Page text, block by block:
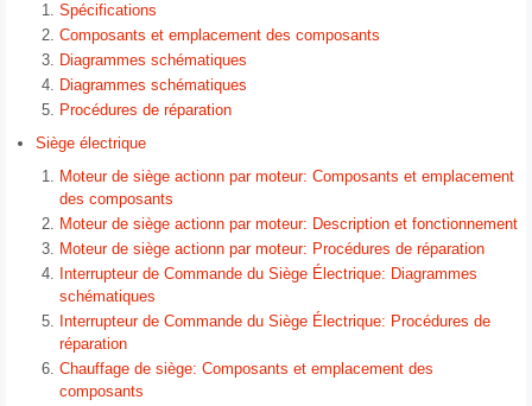
Spécifications
Composants et emplacement des composants
Diagrammes schématiques
Diagrammes schématiques
Procédures de réparation
Siège électrique
Moteur de siège actionn par moteur: Composants et emplacement
des composants
Moteur de siège actionn par moteur: Description et fonctionnement
Moteur de siège actionn par moteur: Procédures de réparation
Interrupteur de Commande du Siège Électrique: Diagrammes
schématiques
Interrupteur de Commande du Siège Électrique: Procédures de
réparation
Chauffage de siège: Composants et emplacement des
composants